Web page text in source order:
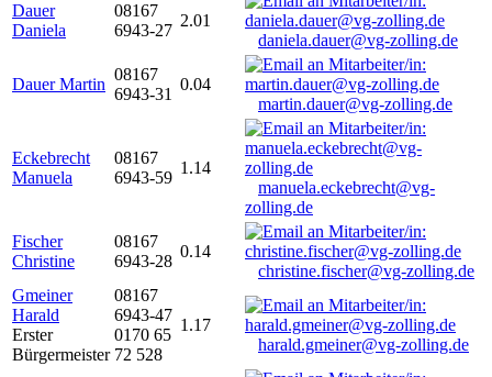
Dauer
Daniela
08167
6943-27
2.01
daniela.dauer@vg-zolling.de
Dauer Martin
08167
6943-31
0.04
martin.dauer@vg-zolling.de
Eckebrecht
Manuela
08167
6943-59
1.14
manuela.eckebrecht@vg-
zolling.de
Fischer
Christine
08167
6943-28
0.14
christine.fischer@vg-zolling.de
Gmeiner
Harald
Erster
Bürgermeister
08167
6943-47
0170 65
72 528
1.17
harald.gmeiner@vg-zolling.de